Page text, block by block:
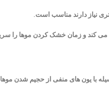
نیاز دارند مناسب است.
می کند و زمان خشک کردن موها را
با یون های منفی از حجیم شدن